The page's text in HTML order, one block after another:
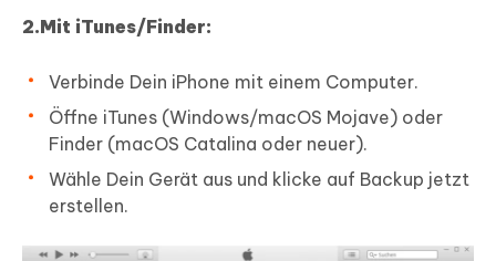
2.Mit iTunes/Finder:
Verbinde Dein iPhone mit einem Computer.
Öffne iTunes (Windows/macOS Mojave) oder
Finder (macOS Catalina oder neuer).
Wähle Dein Gerät aus und klicke auf Backup jetzt
erstellen.